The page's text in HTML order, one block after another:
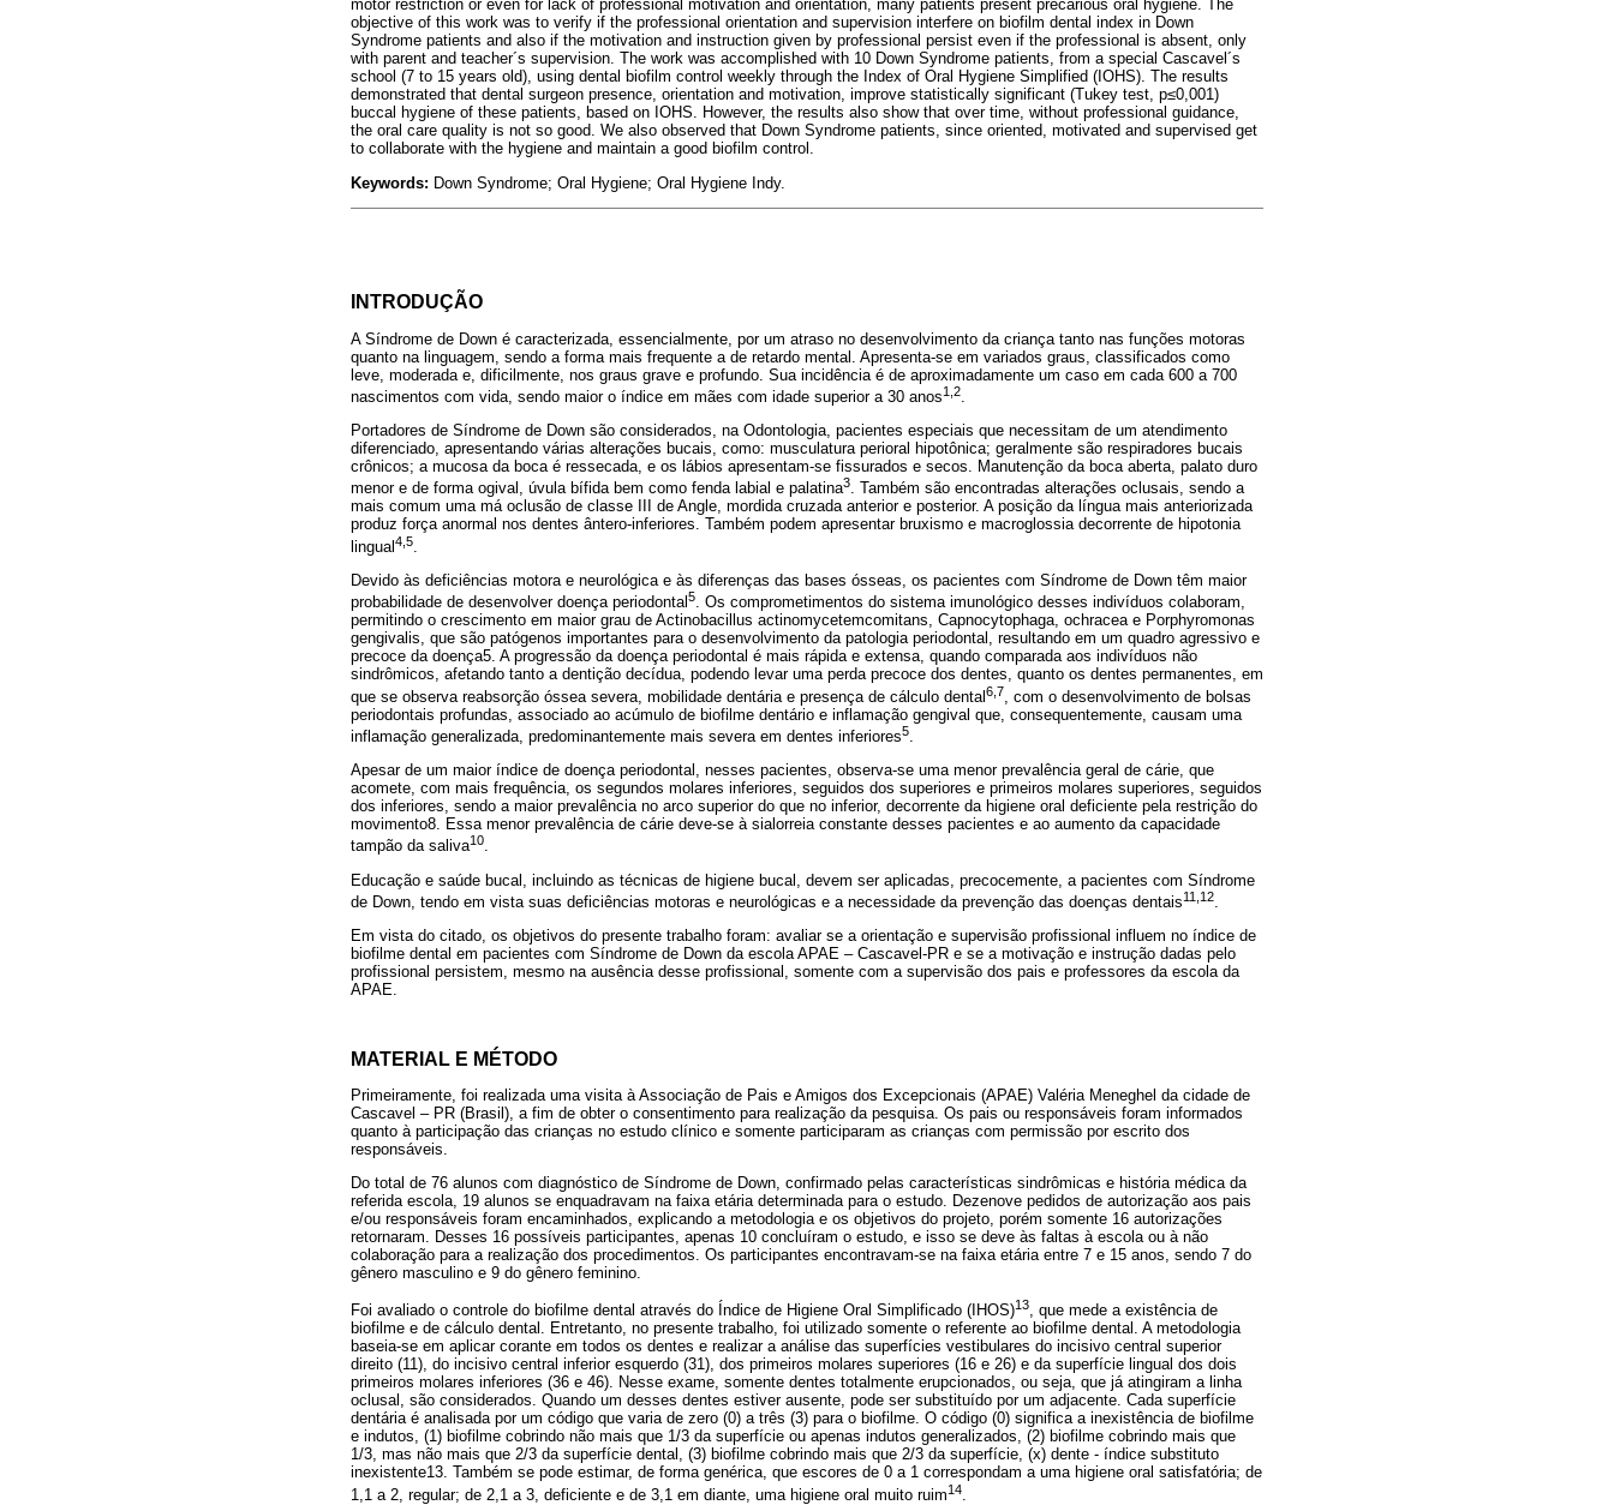
motor restriction or even for lack of professional motivation and orientation, many patients present precarious oral hygiene. The
objective of this work was to verify if the professional orientation and supervision interfere on biofilm dental index in Down
Syndrome patients and also if the motivation and instruction given by professional persist even if the professional is absent, only
with parent and teacher´s supervision. The work was accomplished with 10 Down Syndrome patients, from a special Cascavel´s
school (7 to 15 years old), using dental biofilm control weekly through the Index of Oral Hygiene Simplified (IOHS). The results
demonstrated that dental surgeon presence, orientation and motivation, improve statistically significant (Tukey test, p≤0,001)
buccal hygiene of these patients, based on IOHS. However, the results also show that over time, without professional guidance,
the oral care quality is not so good. We also observed that Down Syndrome patients, since oriented, motivated and supervised get
to collaborate with the hygiene and maintain a good biofilm control.
Keywords: Down Syndrome; Oral Hygiene; Oral Hygiene Indy.
INTRODUÇÃO
A Síndrome de Down é caracterizada, essencialmente, por um atraso no desenvolvimento da criança tanto nas funções motoras
quanto na linguagem, sendo a forma mais frequente a de retardo mental. Apresenta-se em variados graus, classificados como
leve, moderada e, dificilmente, nos graus grave e profundo. Sua incidência é de aproximadamente um caso em cada 600 a 700
nascimentos com vida, sendo maior o índice em mães com idade superior a 30 anos1,2
Portadores de Síndrome de Down são considerados, na Odontologia, pacientes especiais que necessitam de um atendimento
diferenciado, apresentando várias alterações bucais, como: musculatura perioral hipotônica; geralmente são respiradores bucais
crônicos; a mucosa da boca é ressecada, e os lábios apresentam-se fissurados e secos. Manutenção da boca aberta, palato duro
menor e de forma ogival, úvula bífida bem como fenda labial e palatina3. Também são encontradas alterações oclusais, sendo a
mais comum uma má oclusão de classe III de Angle, mordida cruzada anterior e posterior. A posição da língua mais anteriorizada
produz força anormal nos dentes ântero-inferiores. Também podem apresentar bruxismo e macroglossia decorrente de hipotonia
lingual4,5
Devido às deficiências motora e neurológica e às diferenças das bases ósseas, os pacientes com Síndrome de Down têm maior
probabilidade de desenvolver doença periodontal5. Os comprometimentos do sistema imunológico desses indivíduos colaboram,
permitindo o crescimento em maior grau de Actinobacillus actinomycetemcomitans, Capnocytophaga, ochracea e Porphyromonas
gengivalis, que são patógenos importantes para o desenvolvimento da patologia periodontal, resultando em um quadro agressivo e
precoce da doença5. A progressão da doença periodontal é mais rápida e extensa, quando comparada aos indivíduos não
sindrômicos, afetando tanto a dentição decídua, podendo levar uma perda precoce dos dentes, quanto os dentes permanentes, em
que se observa reabsorção óssea severa, mobilidade dentária e presença de cálculo dental6,7
, com o desenvolvimento de bolsas
periodontais profundas, associado ao acúmulo de biofilme dentário e inflamação gengival que, consequentemente, causam uma
inflamação generalizada, predominantemente mais severa em dentes inferiores5
Apesar de um maior índice de doença periodontal, nesses pacientes, observa-se uma menor prevalência geral de cárie, que
acomete, com mais frequência, os segundos molares inferiores, seguidos dos superiores e primeiros molares superiores, seguidos
dos inferiores, sendo a maior prevalência no arco superior do que no inferior, decorrente da higiene oral deficiente pela restrição do
movimento8. Essa menor prevalência de cárie deve-se à sialorreia constante desses pacientes e ao aumento da capacidade
tampão da saliva10.
Educação e saúde bucal, incluindo as técnicas de higiene bucal, devem ser aplicadas, precocemente, a pacientes com Síndrome
de Down, tendo em vista suas deficiências motoras e neurológicas e a necessidade da prevenção das doenças dentais11,12
Em vista do citado, os objetivos do presente trabalho foram: avaliar se a orientação e supervisão profissional influem no índice de
biofilme dental em pacientes com Síndrome de Down da escola APAE – Cascavel-PR e se a motivação e instrução dadas pelo
profissional persistem, mesmo na ausência desse profissional, somente com a supervisão dos pais e professores da escola da
APAE.
MATERIAL E MÉTODO
Primeiramente, foi realizada uma visita à Associação de Pais e Amigos dos Excepcionais (APAE) Valéria Meneghel da cidade de
Cascavel – PR (Brasil), a fim de obter o consentimento para realização da pesquisa. Os pais ou responsáveis foram informados
quanto à participação das crianças no estudo clínico e somente participaram as crianças com permissão por escrito dos
responsáveis.
Do total de 76 alunos com diagnóstico de Síndrome de Down, confirmado pelas características sindrômicas e história médica da
referida escola, 19 alunos se enquadravam na faixa etária determinada para o estudo. Dezenove pedidos de autorização aos pais
e/ou responsáveis foram encaminhados, explicando a metodologia e os objetivos do projeto, porém somente 16 autorizações
retornaram. Desses 16 possíveis participantes, apenas 10 concluíram o estudo, e isso se deve às faltas à escola ou à não
colaboração para a realização dos procedimentos. Os participantes encontravam-se na faixa etária entre 7 e 15 anos, sendo 7 do
gênero masculino e 9 do gênero feminino.
Foi avaliado o controle do biofilme dental através do Índice de Higiene Oral Simplificado (IHOS)13, que mede a existência de
biofilme e de cálculo dental. Entretanto, no presente trabalho, foi utilizado somente o referente ao biofilme dental. A metodologia
baseia-se em aplicar corante em todos os dentes e realizar a análise das superfícies vestibulares do incisivo central superior
direito (11), do incisivo central inferior esquerdo (31), dos primeiros molares superiores (16 e 26) e da superfície lingual dos dois
primeiros molares inferiores (36 e 46). Nesse exame, somente dentes totalmente erupcionados, ou seja, que já atingiram a linha
oclusal, são considerados. Quando um desses dentes estiver ausente, pode ser substituído por um adjacente. Cada superfície
dentária é analisada por um código que varia de zero (0) a três (3) para o biofilme. O código (0) significa a inexistência de biofilme
e indutos, (1) biofilme cobrindo não mais que 1/3 da superfície ou apenas indutos generalizados, (2) biofilme cobrindo mais que
1/3, mas não mais que 2/3 da superfície dental, (3) biofilme cobrindo mais que 2/3 da superfície, (x) dente - índice substituto
inexistente13. Também se pode estimar, de forma genérica, que escores de 0 a 1 correspondam a uma higiene oral satisfatória; de
1,1 a 2, regular; de 2,1 a 3, deficiente e de 3,1 em diante, uma higiene oral muito ruim14